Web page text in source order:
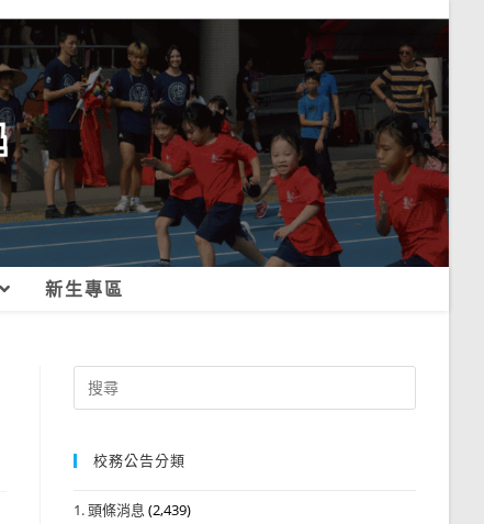
新生專區
Search
for:
校務公告分類
1. 頭條消息 (2,439)